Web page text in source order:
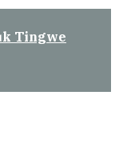
Tingwe